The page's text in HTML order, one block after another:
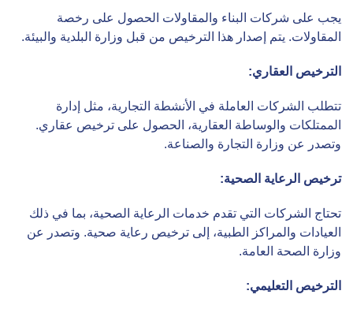
يجب على شركات البناء والمقاولات الحصول على رخصة
المقاولات. يتم إصدار هذا الترخيص من قبل وزارة البلدية والبيئة.
الترخيص العقاري:
تتطلب الشركات العاملة في الأنشطة التجارية، مثل إدارة
الممتلكات والوساطة العقارية، الحصول على ترخيص عقاري.
وتصدر عن وزارة التجارة والصناعة.
ترخيص الرعاية الصحية:
تحتاج الشركات التي تقدم خدمات الرعاية الصحية، بما في ذلك
العيادات والمراكز الطبية، إلى ترخيص رعاية صحية. وتصدر عن
وزارة الصحة العامة.
الترخيص التعليمي: